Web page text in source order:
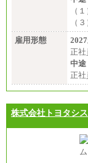
（
（
雇用形態
正社
中途
正社
株式会社トヨタシ